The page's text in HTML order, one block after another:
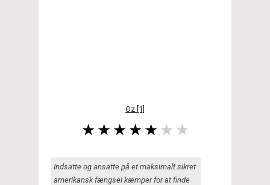
Oz [1]
Indsatte og ansatte på et maksimalt sikret
amerikansk fængsel kæmper for at finde